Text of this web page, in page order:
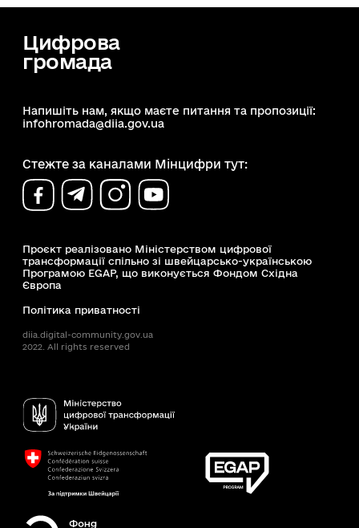
Пошук
Цифрова
громада
Напишіть нам, якщо маєте питання та пропозиції:
infohromada@diia.gov.ua
Стежте за каналами Мінцифри тут:
Проєкт реалізовано Міністерством цифрової
трансформації спільно зі швейцарсько-українською
Програмою EGAP, що виконується Фондом Східна
Європа
Політика приватності
diia.digital-community.gov.ua
2022. All rights reserved